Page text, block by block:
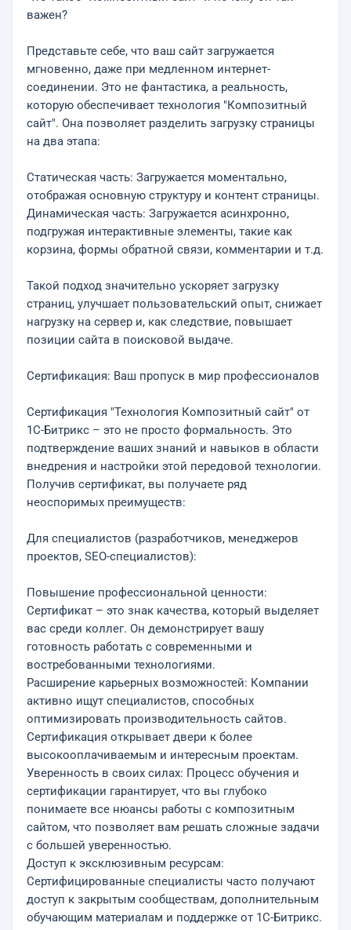
важен?
Представьте себе, что ваш сайт загружается
мгновенно, даже при медленном интернет-
соединении. Это не фантастика, а реальность,
которую обеспечивает технология "Композитный
сайт". Она позволяет разделить загрузку страницы
на два этапа:
Статическая часть: Загружается моментально,
отображая основную структуру и контент страницы.
Динамическая часть: Загружается асинхронно,
подгружая интерактивные элементы, такие как
корзина, формы обратной связи, комментарии и т.д.
Такой подход значительно ускоряет загрузку
страниц, улучшает пользовательский опыт, снижает
нагрузку на сервер и, как следствие, повышает
позиции сайта в поисковой выдаче.
Сертификация: Ваш пропуск в мир профессионалов
Сертификация "Технология Композитный сайт" от
1С-Битрикс – это не просто формальность. Это
подтверждение ваших знаний и навыков в области
внедрения и настройки этой передовой технологии.
Получив сертификат, вы получаете ряд
неоспоримых преимуществ:
Для специалистов (разработчиков, менеджеров
проектов, SEO-специалистов):
Повышение профессиональной ценности:
Сертификат – это знак качества, который выделяет
вас среди коллег. Он демонстрирует вашу
готовность работать с современными и
востребованными технологиями.
Расширение карьерных возможностей: Компании
активно ищут специалистов, способных
оптимизировать производительность сайтов.
Сертификация открывает двери к более
высокооплачиваемым и интересным проектам.
Уверенность в своих силах: Процесс обучения и
сертификации гарантирует, что вы глубоко
понимаете все нюансы работы с композитным
сайтом, что позволяет вам решать сложные задачи
с большей уверенностью.
Доступ к эксклюзивным ресурсам:
Сертифицированные специалисты часто получают
доступ к закрытым сообществам, дополнительным
обучающим материалам и поддержке от 1С-Битрикс.